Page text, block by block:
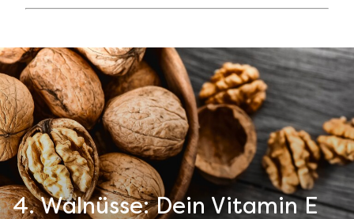
4. Walnüsse: Dein Vitamin E